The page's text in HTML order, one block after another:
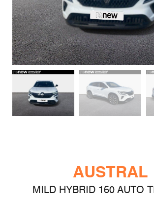
AUSTRAL
MILD HYBRID 160 AUTO